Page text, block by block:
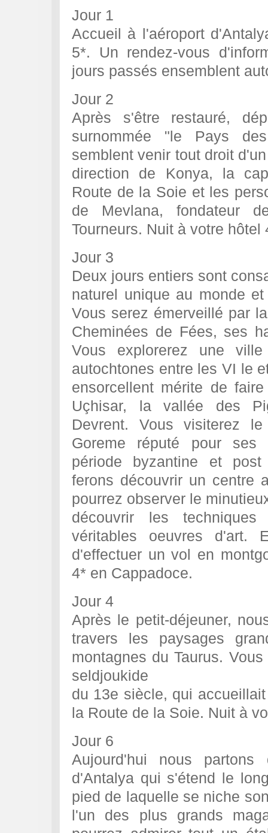
Jour 1
Accueil à l'aéroport
5*. Un rendez-vous
jours passés ensemblent
Jour 2
Après s'être restauré,
surnommée "le Pays
semblent venir tout droit
direction de Konya, la
Route de la Soie et les
de Mevlana, fondateur
Tourneurs. Nuit à votre hôtel
Jour 3
Deux jours entiers sont
naturel unique au monde
Vous serez émerveillé par
Cheminées de Fées, ses
Vous explorerez une
autochtones entre les VI le
ensorcellent mérite de
Uçhisar, la vallée des
Devrent. Vous visiterez
Goreme réputé pour
période byzantine et
ferons découvrir un centre
pourrez observer le
découvrir les
véritables oeuvres d'art.
d'effectuer un vol en
4* en Cappadoce.
Jour 4
Après le petit-déjeuner,
travers les paysages
montagnes du Taurus.
seldjoukide
du 13e siècle, qui
la Route de la Soie. Nuit à
Jour 6
Aujourd'hui nous
d'Antalya qui s'étend le
pied de laquelle se niche
l'un des plus grands